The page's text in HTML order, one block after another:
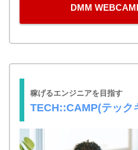
DMM
稼げるエンジニアを目指す
TECH::CAMP(テック